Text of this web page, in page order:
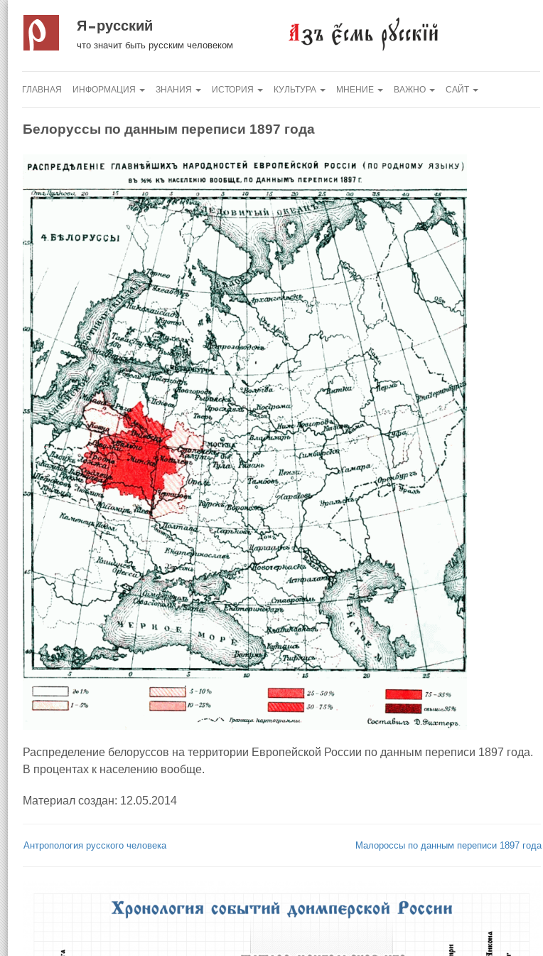
Я русский
что значит быть русским человеком
ГЛАВНАЯ ИНФОРМАЦИЯ ЗНАНИЯ ИСТОРИЯ КУЛЬТУРА МНЕНИЕ ВАЖНО САЙТ
Белоруссы по данным переписи 1897 года
Распределение белоруссов на территории Европейской России по данным переписи 1897 года.
В процентах к населению вообще.
Материал создан: 12.05.2014
Антропология русского человека Малороссы по данным переписи 1897 года